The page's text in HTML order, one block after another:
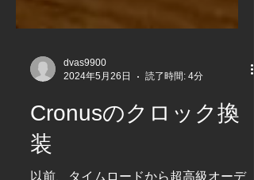
Cronusのクロック換
装